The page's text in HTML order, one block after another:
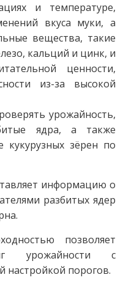
и температуре,
вкуса муки, а
вещества, такие
кальций и цинк, и
ценности,
из-за высокой
урожайность,
ядра, а также
кукурузных зёрен по
информацию о
разбитых ядер
позволяет
урожайности с
настройкой порогов.